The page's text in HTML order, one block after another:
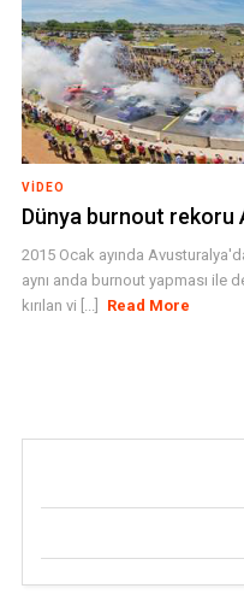
VIDEO
Dünya burnout rekoru
2015 Ocak ayında
aynı anda burnout yapması ile
kırılan vi [...]
Read More